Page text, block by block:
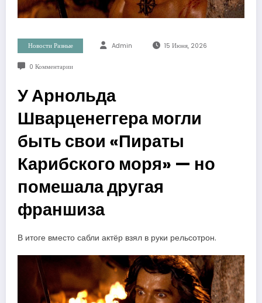
Новости Разные Admin 15 Июня, 2026
0 Комментарии
У Арнольда
Шварценеггера могли
быть свои «Пираты
Карибского моря» — но
помешала другая
франшиза
В итоге вместо сабли актёр взял в руки рельсотрон.